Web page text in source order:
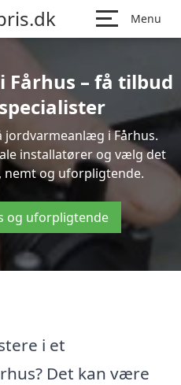
Menu
– få tilbud
i Fårhus.
installatører og vælg det
og uforpligtende.
og uforpligtende
i et
Det kan være